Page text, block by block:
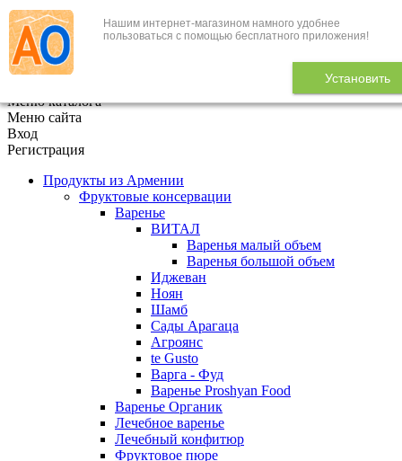
Нашим интернет-магазином намного удобнее
пользоваться с помощью бесплатного приложения!
Установить
+7 (495) 646-888-1
В корзине 0
Меню каталога
Меню сайта
Вход
Регистрация
Продукты из Армении
Фруктовые консервации
Варенье
ВИТАЛ
Варенья малый объем
Варенья большой объем
Иджеван
Ноян
Шамб
Сады Арагаца
Агроянс
te Gusto
Варга - Фуд
Варенье Proshyan Food
Варенье Органик
Лечебное варенье
Лечебный конфитюр
Фруктовое пюре